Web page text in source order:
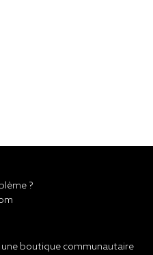
?
boutique communautaire